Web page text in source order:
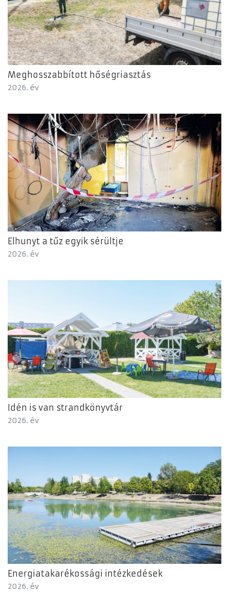
Meghosszabbított hőségriasztás
2026. év
Elhunyt a tűz egyik sérültje
2026. év
Idén is van strandkönyvtár
2026. év
Energiatakarékossági intézkedések
2026. év